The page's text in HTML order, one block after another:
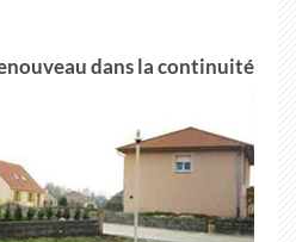
dans la continuité